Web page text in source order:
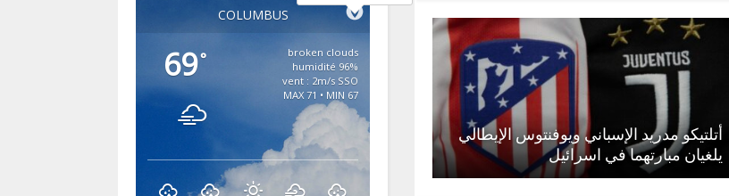
أتلتيكو مدريد الإسباني ويوفنتوس الإيطالي
يلغيان مبارتهما في اسرائيل
COLUMBUS
69°
broken clouds
96% humidité
vent : 2m/s SSO
MAX 71 • MIN 67